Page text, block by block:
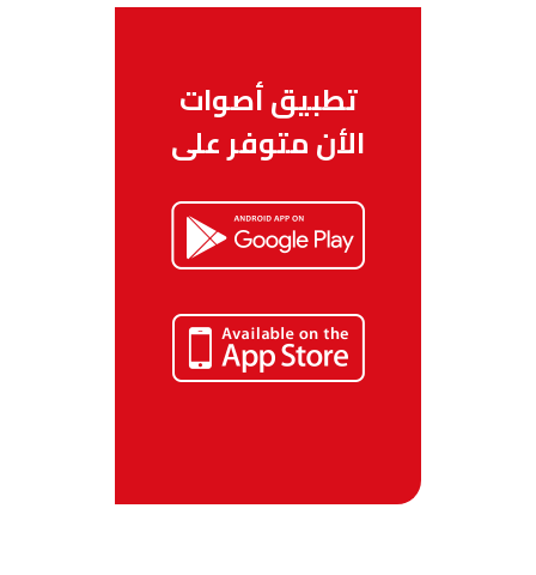
تطبيق أصوات
الأن متوفر على